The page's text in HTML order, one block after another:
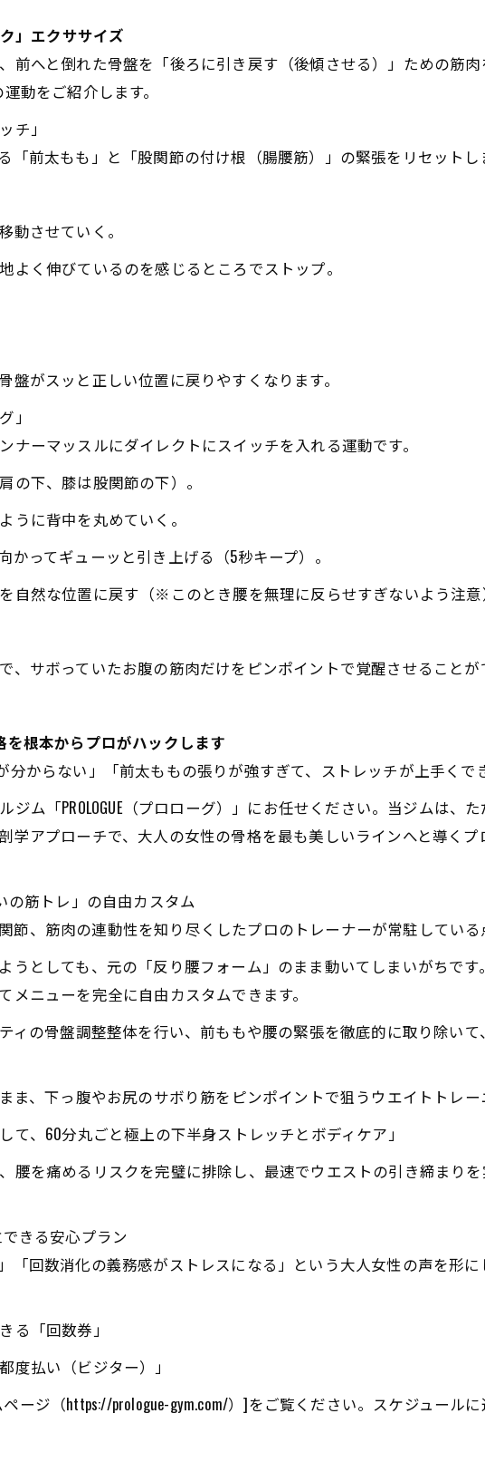
」エクササイズ
へと倒れた骨盤を「後ろに引き戻す（後傾させる）」ための筋
動をご紹介します。
チ」
前太もも」と「股関節の付け根（腸腰筋）」の緊張をリセットし
動させていく。
く伸びているのを感じるところでストップ。
がスッと正しい位置に戻りやすくなります。
」
ーマッスルにダイレクトにスイッチを入れる運動です。
下、膝は股関節の下）。
うに背中を丸めていく。
ってギューッと引き上げる（5秒キープ）。
然な位置に戻す（※このとき腰を無理に反らせすぎないよう注意
サボっていたお腹の筋肉だけをピンポイントで覚醒させることが
を根本からプロがハックします
からない」「前太ももの張りが強すぎて、ストレッチが上手くで
ム「PROLOGUE（プロローグ）」にお任せください。当ジムは、
アプローチで、大人の女性の骨格を最も美しいラインへと導くプ
筋トレ」の自由カスタム
節、筋肉の連動性を知り尽くしたプロのトレーナーが常駐している
としても、元の「反り腰フォーム」のまま動いてしまいがちです
ニューを完全に自由カスタムできます。
ィの骨盤調整整体を行い、前ももや腰の緊張を徹底的に取り除い
、下っ腹やお尻のサボり筋をピンポイントで狙うウエイトトレー
、60分丸ごと極上の下半身ストレッチとボディケア」
を痛めるリスクを完璧に排除し、最速でウエストの引き締まり
きる安心プラン
「回数消化の義務感がストレスになる」という大人女性の声を形
る「回数券」
度払い（ビジター）」
ージ（https://prologue-gym.com/）]をご覧ください。スケジュールに